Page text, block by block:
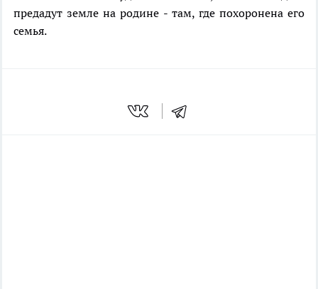
предадут земле на родине - там, где похоронена его
семья.